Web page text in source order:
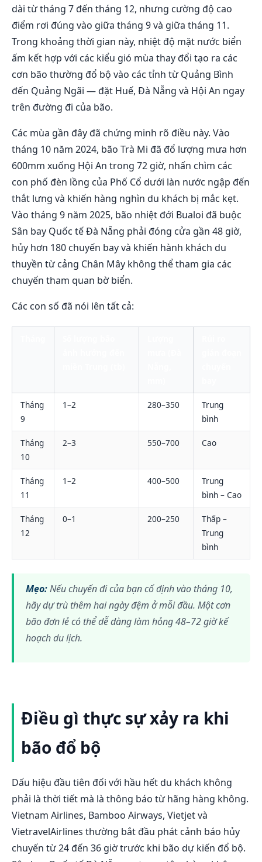
dài từ tháng 7 đến tháng 12, nhưng cường độ cao
điểm rơi đúng vào giữa tháng 9 và giữa tháng 11.
Trong khoảng thời gian này, nhiệt độ mặt nước biển
ấm kết hợp với các kiểu gió mùa thay đổi tạo ra các
cơn bão thường đổ bộ vào các tỉnh từ Quảng Bình
đến Quảng Ngãi — đặt Huế, Đà Nẵng và Hội An ngay
trên đường đi của bão.
Các mùa gần đây đã chứng minh rõ điều này. Vào
tháng 10 năm 2024, bão Trà Mi đã đổ lượng mưa hơn
600mm xuống Hội An trong 72 giờ, nhấn chìm các
con phố đèn lồng của Phố Cổ dưới làn nước ngập đến
thắt lưng và khiến hàng nghìn du khách bị mắc kẹt.
Vào tháng 9 năm 2025, bão nhiệt đới Bualoi đã buộc
Sân bay Quốc tế Đà Nẵng phải đóng cửa gần 48 giờ,
hủy hơn 180 chuyến bay và khiến hành khách du
thuyền từ cảng Chân Mây không thể tham gia các
chuyến tham quan bờ biển.
Các con số đã nói lên tất cả:
Tháng
9
1–2 280–350
Trung
bình
Tháng
10
2–3 550–700 Cao
Tháng
11
1–2 400–500
Trung
bình – Cao
Tháng
12
0–1 200–250
Thấp –
Trung
bình
Mẹo:Nếu chuyến đi của bạn cố định vào tháng 10,
hãy dự trù thêm hai ngày đệm ở mỗi đầu. Một cơn
bão đơn lẻ có thể dễ dàng làm hỏng 48–72 giờ kế
hoạch du lịch.
Điều gì thực sự xảy ra khi
bão đổ bộ
Dấu hiệu đầu tiên đối với hầu hết du khách không
phải là thời tiết mà là thông báo từ hãng hàng không.
Vietnam Airlines, Bamboo Airways, Vietjet và
VietravelAirlines thường bắt đầu phát cảnh báo hủy
chuyến từ 24 đến 36 giờ trước khi bão dự kiến đổ bộ.